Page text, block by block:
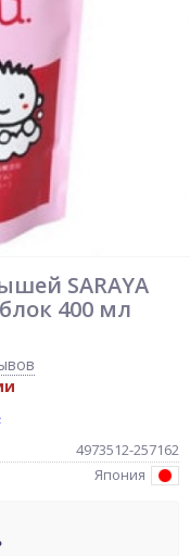
SARAYA
400 мл
4973512-257162
Япония